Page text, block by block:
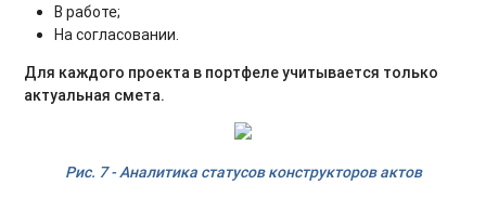
В работе;
На согласовании.
Для каждого проекта в портфеле учитывается только
актуальная смета.
Рис. 7 - Аналитика статусов конструкторов актов